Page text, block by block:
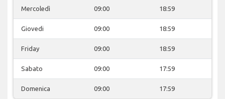
Mercoledì 09:00 18:59
Giovedi 09:00 18:59
Friday 09:00 18:59
Sabato 09:00 17:59
Domenica 09:00 17:59